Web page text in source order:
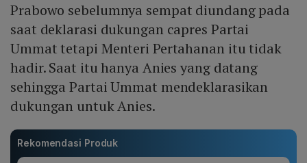
Prabowo sebelumnya sempat diundang pada
saat deklarasi dukungan capres Partai
Ummat tetapi Menteri Pertahanan itu tidak
hadir. Saat itu hanya Anies yang datang
sehingga Partai Ummat mendeklarasikan
dukungan untuk Anies.
Rekomendasi Produk